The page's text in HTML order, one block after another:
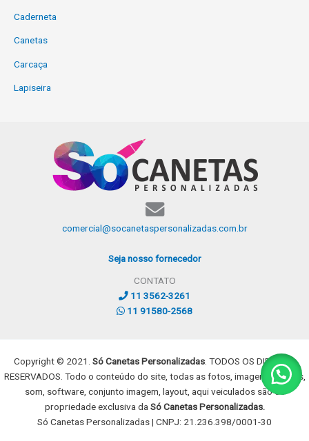
Caderneta
Canetas
Carcaça
Lapiseira
comercial@socanetaspersonalizadas.com.br
Seja nosso fornecedor
CONTATO
11 3562-3261
11 91580-2568
Copyright © 2021. Só Canetas Personalizadas. TODOS OS DIREITOS
RESERVADOS. Todo o conteúdo do site, todas as fotos, imagens, dizeres,
som, software, conjunto imagem, layout, aqui veiculados são de
propriedade exclusiva daSó Canetas Personalizadas.
Só Canetas Personalizadas | CNPJ: 21.236.398/0001-30